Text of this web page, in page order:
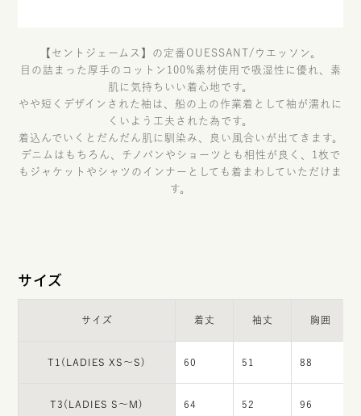
【セントジェームス】の定番OUESSANT/ウエッソン。
目の詰まった厚手のコットン100%素材使用で吸湿性に優れ、素
肌に気持ちいい着心地です。
やや短くデザインされた袖は、船の上の作業着として袖が濡れに
くいよう工夫された為です。
着込んでいくとだんだん肌に馴染み、良い風合いが出てきます。
デニムはもちろん、チノパンやショーツとも相性が良く、1枚で
もジャケットやシャツのインナーとしても着まわしていただけま
す。
サイズ
サイズ 着丈 袖丈 胸囲
T1(LADIES XS～S) 60 51 88
T3(LADIES S～M) 64 52 96